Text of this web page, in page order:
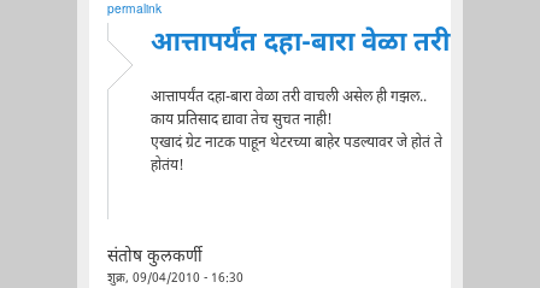
permalink
आत्तापर्यंत दहा-बारा वेळा तरी
आत्तापर्यंत दहा-बारा वेळा तरी वाचली असेल ही गझल..
काय प्रतिसाद द्यावा तेच सुचत नाही!
एखादं ग्रेट नाटक पाहून थेटरच्या बाहेर पडल्यावर जे होतं ते
होतंय!
संतोष कुलकर्णी
शुक्र, 09/04/2010 - 16:30